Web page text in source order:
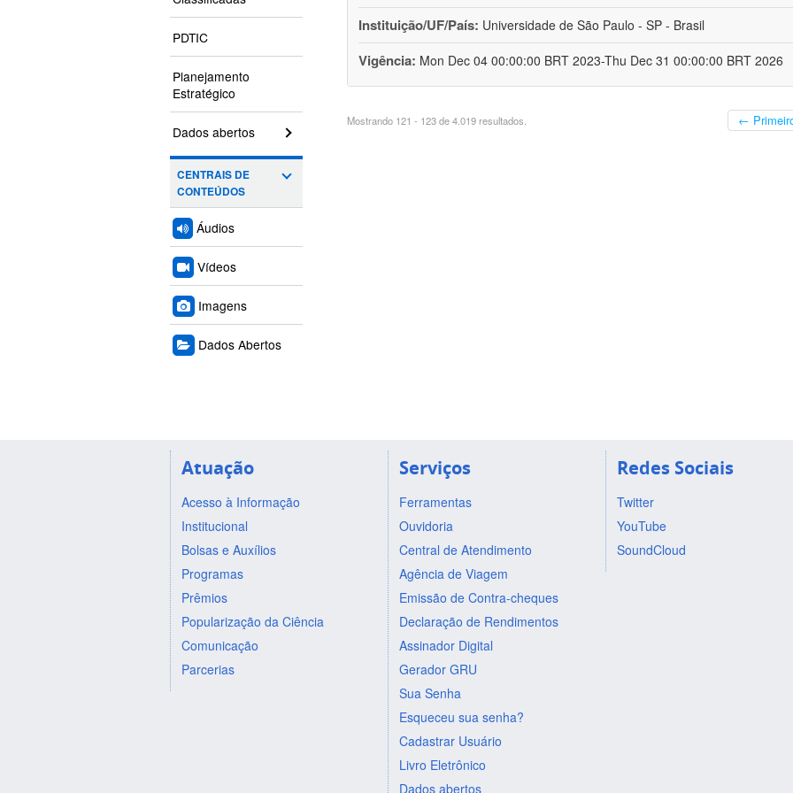
PDTIC
Planejamento
Estratégico
Dados abertos
CENTRAIS DE
CONTEÚDOS
Áudios
Vídeos
Imagens
Dados Abertos
Instituição/UF/País: Universidade de São Paulo - SP - Brasil
Vigência: Mon Dec 04 00:00:00 BRT 2023-Thu Dec 31 00:00:00 BRT 2026
Mostrando 121 - 123 de 4.019 resultados. ←
Atuação
Acesso à Informação
Institucional
Bolsas e Auxílios
Programas
Prêmios
Popularização da Ciência
Comunicação
Parcerias
Serviços
Ferramentas
Ouvidoria
Central de Atendimento
Agência de Viagem
Emissão de Contra-cheques
Declaração de Rendimentos
Assinador Digital
Gerador GRU
Sua Senha
Esqueceu sua senha?
Cadastrar Usuário
Livro Eletrônico
Dados abertos
Redes Sociais
Twitter
YouTube
SoundCloud